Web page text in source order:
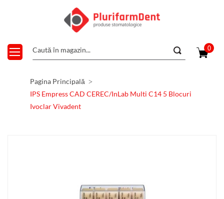
0
Pagina Principală
IPS Empress CAD CEREC/InLab Multi C14 5 Blocuri
Ivoclar Vivadent